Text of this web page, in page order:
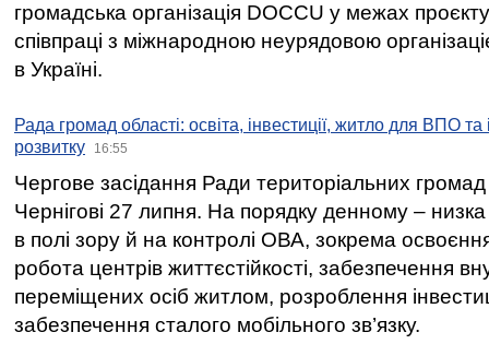
громадська організація DOCCU у межах
співпраці з міжнародною неурядовою
в Україні.
Рада громад області: освіта, інвестиції, житло для ВПО
розвитку
16:55
Чергове засідання Ради територіальних громад
Чернігові 27 липня. На порядку денному –
в полі зору й на контролі ОВА, зокрема освоєння
робота центрів життєстійкості, забезпечення
переміщених осіб житлом, розроблення
забезпечення сталого мобільного зв’язку.